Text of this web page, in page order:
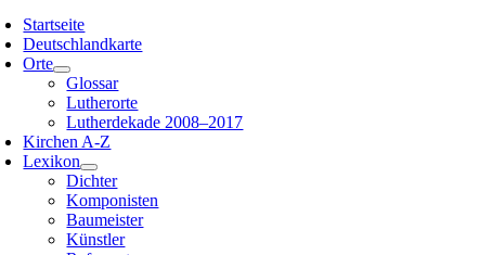
Startseite
Deutschlandkarte
Orte
Glossar
Lutherorte
Lutherdekade 2008–2017
Kirchen A-Z
Lexikon
Dichter
Komponisten
Baumeister
Künstler